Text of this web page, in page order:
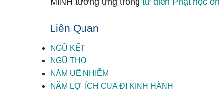
MINH tương ứng trong từ điển Phật học
Liên Quan
NGŨ KẾT
NGŨ THỌ
NĂM UẾ NHIỄM
NĂM LỢI ÍCH CỦA ĐI KINH HÀNH